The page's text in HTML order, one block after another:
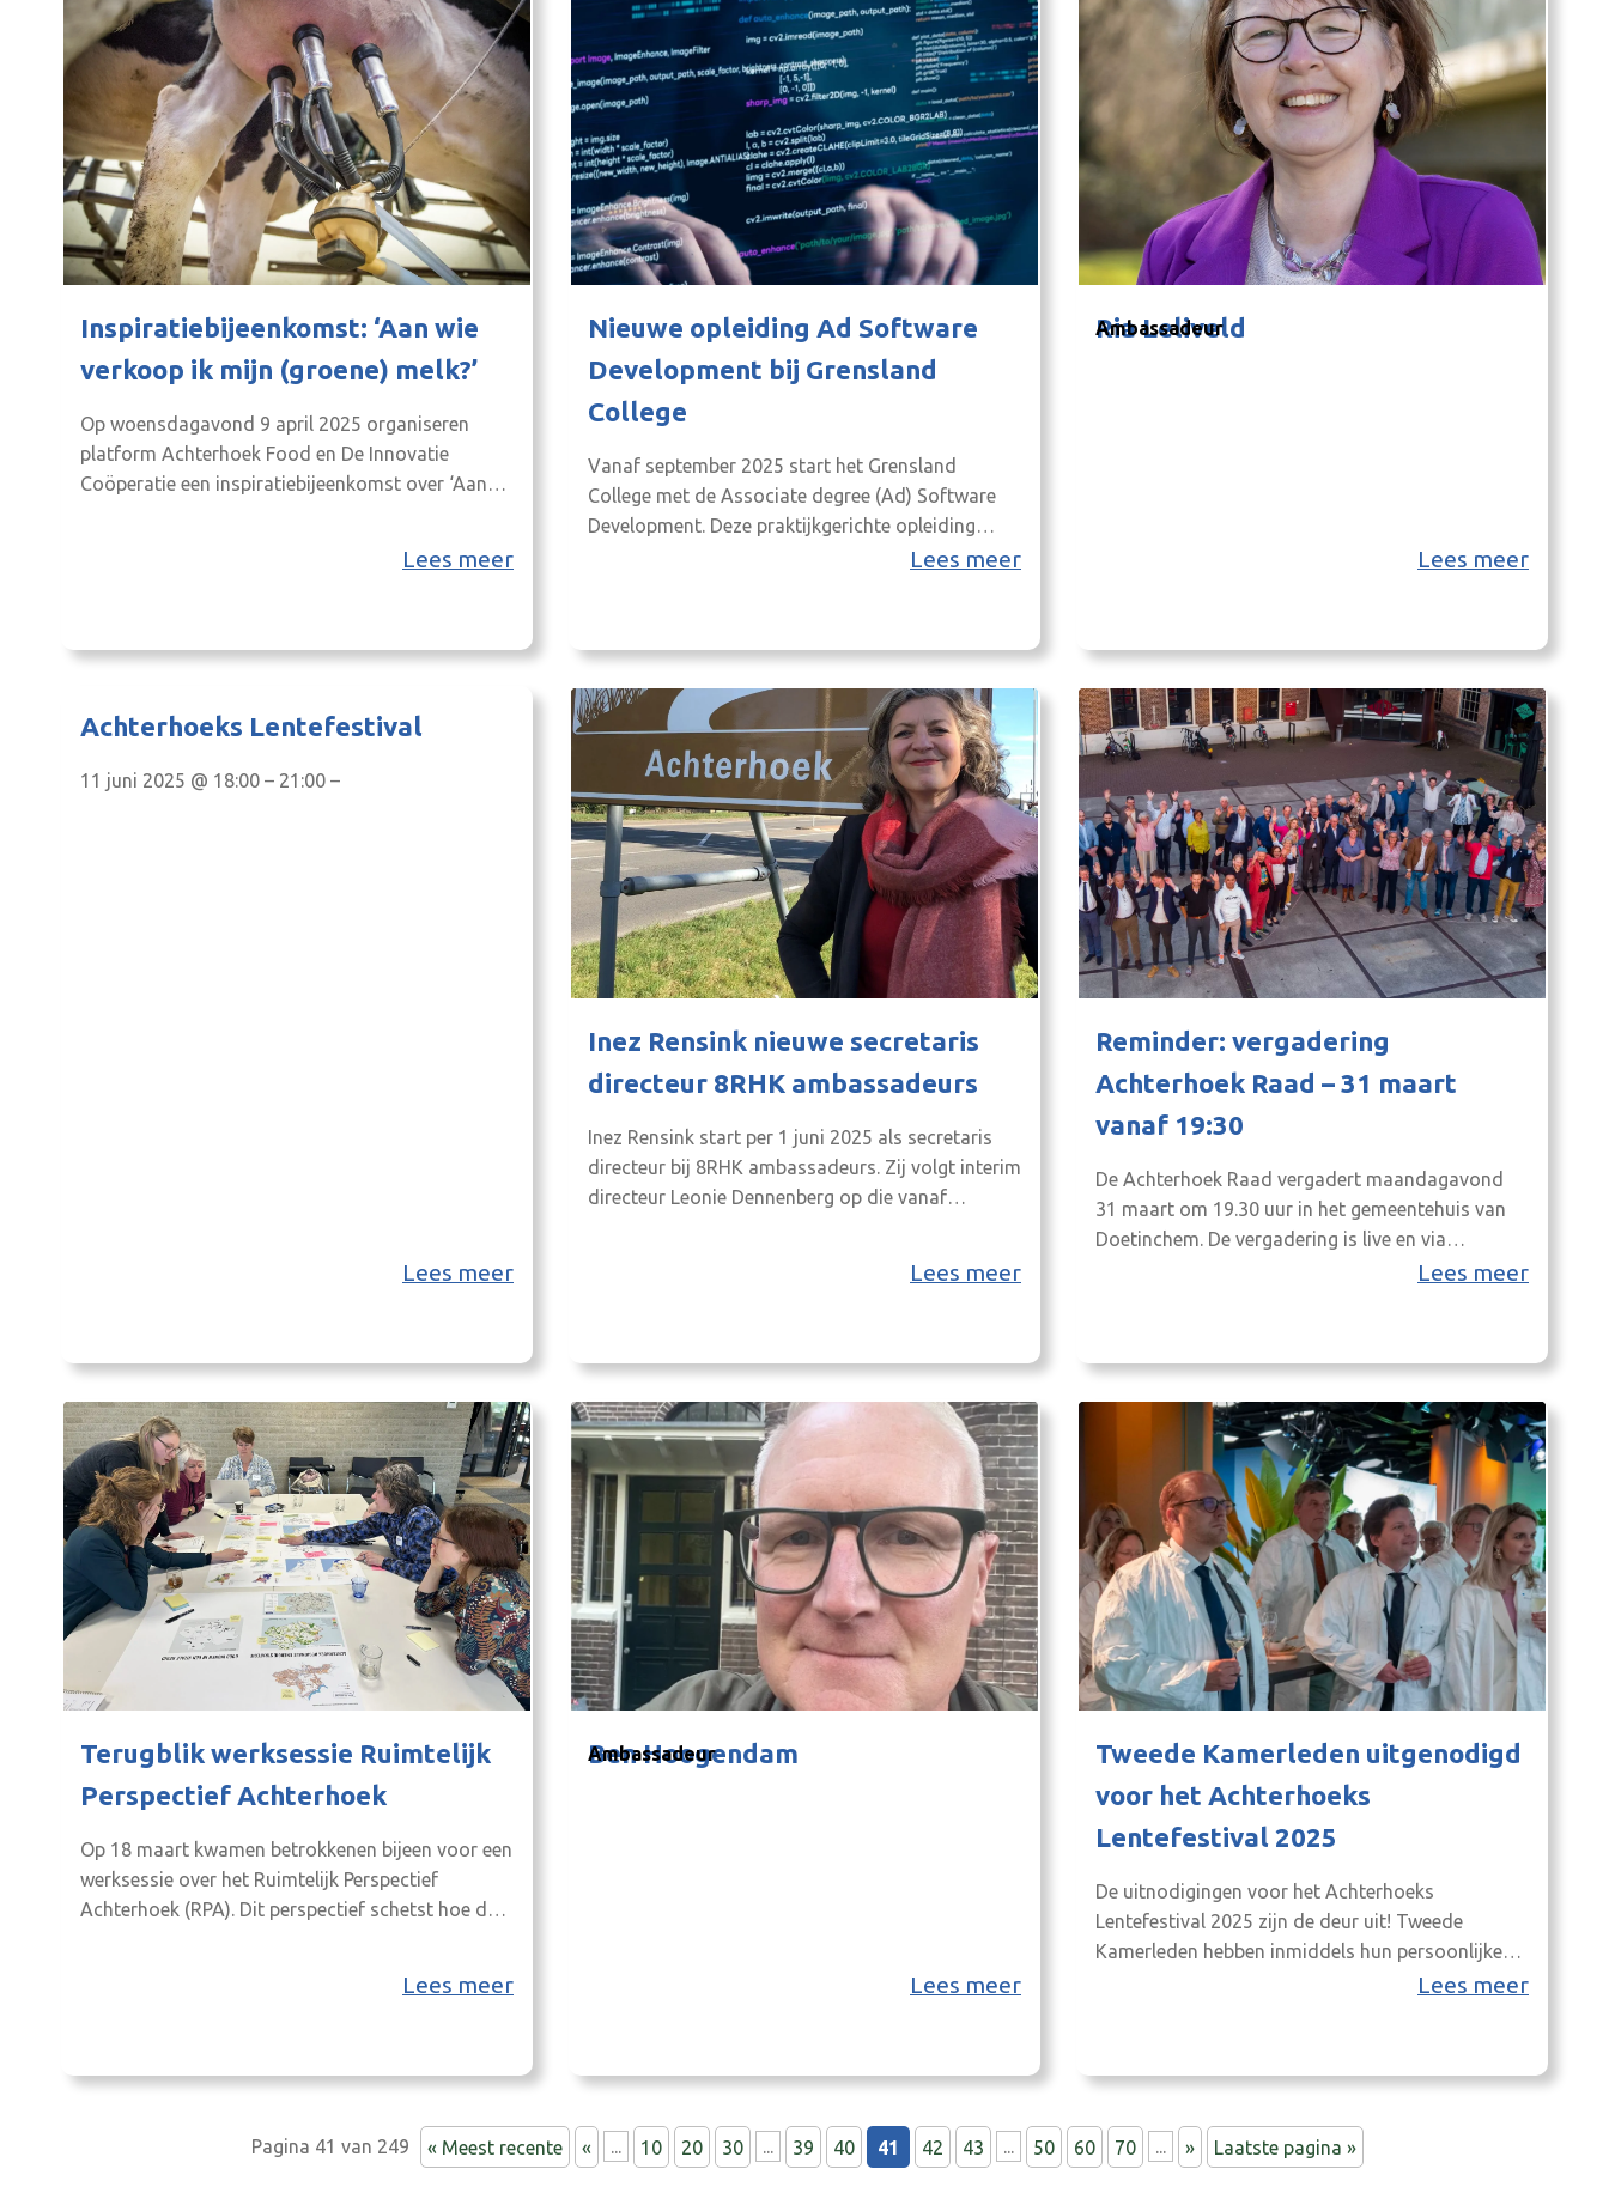
Inspiratiebijeenkomst: ‘Aan wie
verkoop ik mijn (groene) melk?’
Op woensdagavond 9 april 2025 organiseren
platform Achterhoek Food en De Innovatie
Coöperatie een inspiratiebijeenkomst over ‘Aan
om 20.00 uur. De zuivelmarkt is vanouds een
de tijden veranderen,…
Lees meer
Nieuwe opleiding Ad Software
Development bij Grensland
College
Vanaf september 2025 start het Grensland
College met de Associate degree (Ad) Software
Development. Deze praktijkgerichte opleiding
biedt werkende professionals en studenten de
is perfect voor wie leren en werken wil
Lees meer
Ria Leliveld
Ambassadeur
Lees meer
Achterhoeks Lentefestival
11 juni 2025 @ 18:00 – 21:00 –
Lees meer
Inez Rensink nieuwe secretaris
directeur 8RHK ambassadeurs
Inez Rensink start per 1 juni 2025 als secretaris
directeur bij 8RHK ambassadeurs. Zij volgt interim
directeur Leonie Dennenberg op die vanaf
maakt de overstap naar de Achterhoek vanuit
beleid is….
Lees meer
Reminder: vergadering
Achterhoek Raad – 31 maart
vanaf 19:30
De Achterhoek Raad vergadert maandagavond
31 maart om 19.30 uur in het gemeentehuis van
Doetinchem. De vergadering is live en via
livestream te volgen (de link daarvoor verschijnt
harte welkom! Op de agenda onder andere: Bekijk
Lees meer
Terugblik werksessie Ruimtelijk
Perspectief Achterhoek
Op 18 maart kwamen betrokkenen bijeen voor een
werksessie over het Ruimtelijk Perspectief
Achterhoek (RPA). Dit perspectief schetst hoe de
gebied van wonen, werken, mobiliteit, natuur en
Lees meer
Ben Hoogendam
Ambassadeur
Lees meer
Tweede Kamerleden uitgenodigd
voor het Achterhoeks
Lentefestival 2025
De uitnodigingen voor het Achterhoeks
Lentefestival 2025 zijn de deur uit! Tweede
Kamerleden hebben inmiddels hun persoonlijke
uitnodiging ontvangen om op deze bijeenkomst
politiek Den Haag. Achterhoek United Vorig jaar
onder het genot…
Lees meer
Pagina 41 van 249 « Meest recente « ... 10 20 30 ... 39 40 41 42 43 ... 50 60 70 ... » Laatste pagina »